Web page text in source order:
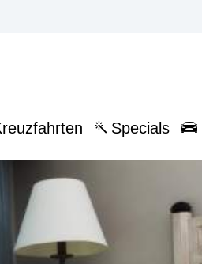
Specials